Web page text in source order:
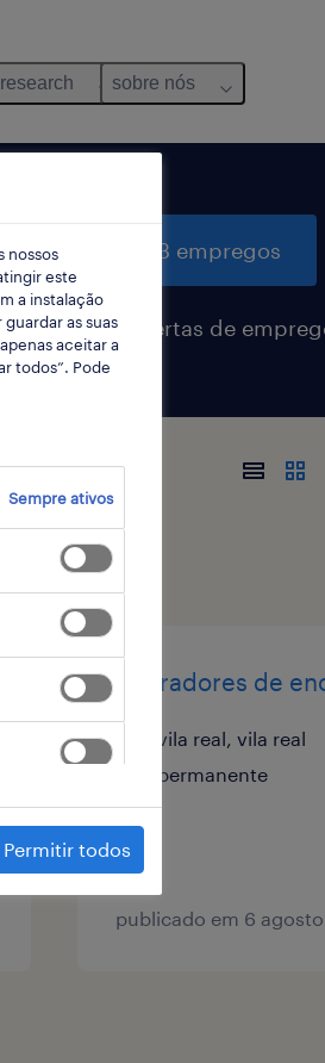
sobre nós
pesquisar 3 empregos
receber alertas de
pesquisa
operadores de
vila real, vila real
permanente
publicado em 6
nossos
este
a instalação
as suas
aceitar a
todos”. Pode
Sempre ativos
Permitir todos